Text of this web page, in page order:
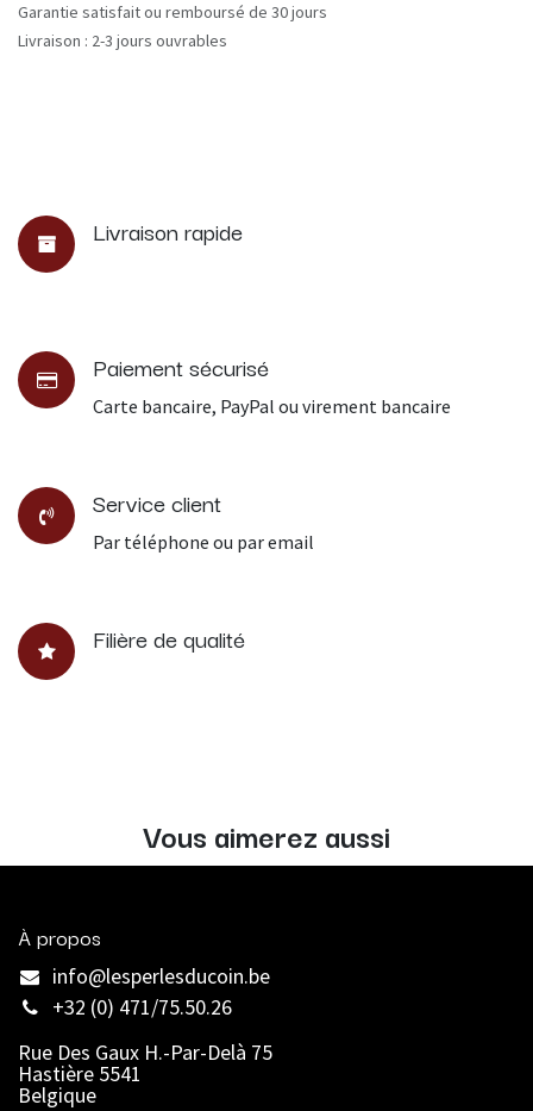
Garantie satisfait ou remboursé de 30 jours
Livraison : 2-3 jours ouvrables
Livraison rapide
Paiement sécurisé
Carte bancaire, PayPal ou virement bancaire
Service client
Par téléphone ou par email
Filière de qualité
Vous aimerez aussi
À propos
info@lesperlesducoin.be​
+32 (0) 471/75.50.26
Rue Des Gaux H.-Par-Delà 75
Hastière 5541
Belgique